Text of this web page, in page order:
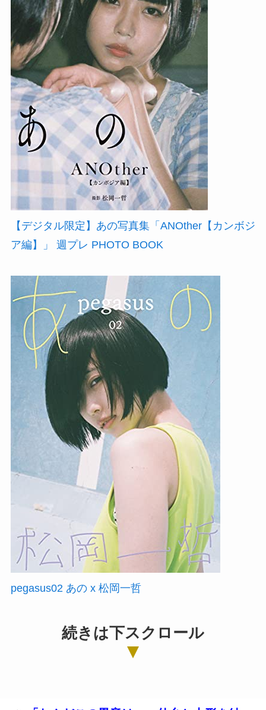
【デジタル限定】あの写真集「ANOther【カンボジ
ア編】」 週プレ PHOTO BOOK
pegasus02 あの x 松岡一哲
続きは下スクロール